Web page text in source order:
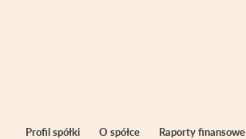
Profil spółki O spółce Raporty finansowe